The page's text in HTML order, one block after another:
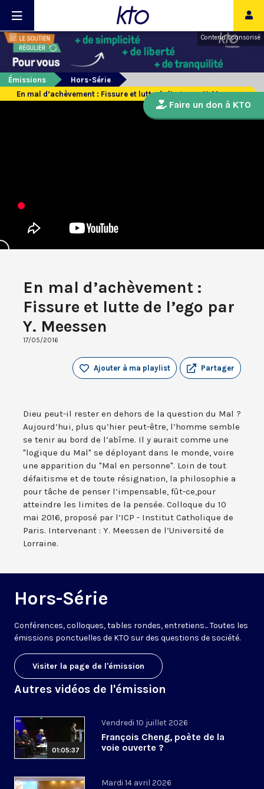
Contenu sponsorisé
Émissions
Hors-Série
En mal d’achèvement : Fissure et lutte de l’ego par Y. Meessen
En mal d’achèvement :
Fissure et lutte de l’ego par
Y. Meessen
17/05/2016
Partager
Ajouter à ma playlist
Dieu peut-il rester en dehors de la question du Mal ?
Aujourd’hui, plus qu’hier peut-être, l’homme semble
se tenir au bord de l’abîme. Il y aurait comme une
"logique du Mal" se déployant dans le monde, voire
une apparition du "Mal en personne". Loin de tout
défaitisme et de toute résignation, la philosophie a
pour tâche de penser l’impensable, fût-ce,pour
atteindre les limites de la pensée. Colloque du 10
mai 2016, proposé par l’ICP - Institut Catholique de
Paris. Intervenant : Y. Meessen de l’Université de
Lorraine.
Hors-Série
Conférences, colloques, tables rondes, entretiens... Toutes les
émissions ponctuelles de KTO sur des questions de société.
Visiter la page de l'émission
Autres vidéos de l'émission
01:05:37
Vendredi 10 juillet 2026
François Cheng, poète de la
voie ouverte ?
Mardi 14 avril 2026
Faire un don à KTO